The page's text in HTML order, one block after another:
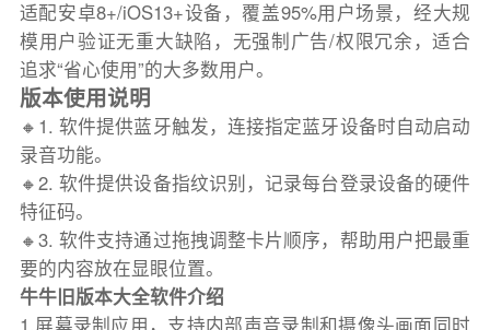
适配安卓8+/iOS13+设备，覆盖95%用户场景，经大规
模用户验证无重大缺陷，无强制广告/权限冗余，适合
追求“省心使用”的大多数用户。
版本使用说明
🔸1. 软件提供蓝牙触发，连接指定蓝牙设备时自动启动
录音功能。
🔸2. 软件提供设备指纹识别，记录每台登录设备的硬件
特征码。
🔸3. 软件支持通过拖拽调整卡片顺序，帮助用户把最重
要的内容放在显眼位置。
牛牛旧版本大全软件介绍